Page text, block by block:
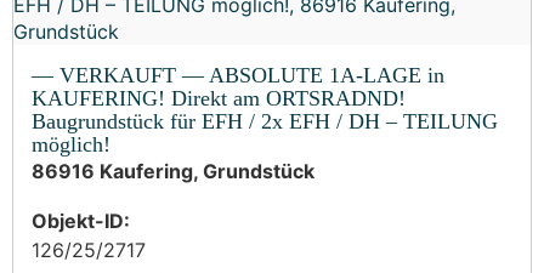
— VERKAUFT — ABSOLUTE 1A-LAGE in
KAUFERING! Direkt am ORTSRADND!
Baugrundstück für EFH / 2x EFH / DH – TEILUNG
möglich!
86916 Kaufering, Grundstück
Objekt-ID:
126/25/2717